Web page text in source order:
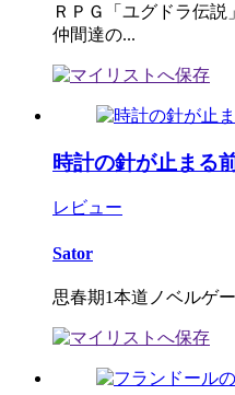
ＲＰＧ「ユグドラ伝
仲間達の...
時計の針が止まる
レビュー
Sator
思春期1本道ノベルゲ